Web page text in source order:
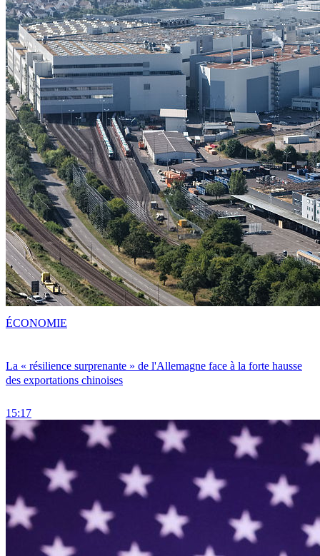
La « résilience surprenante » de l'Allemagne face à la forte hausse
des exportations chinoises
15:17
ÉCONOMIE